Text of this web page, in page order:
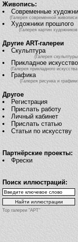
Живопись:
Современные
(Галерея современной
Художники прошлого
(Галерея картин
Другие ART-галереи
Скульптура
(Галерея
Прикладное искусство
(Галерея прикладного
Графика
(Галерея рисунка и
Другое
Регистрация
Прислать работу
Личный кабинет
Прислать статью
Статьи по искусству
Партнёрские проекты:
Фрески
Поиск иллюстраций:
Top галереи "АРТ"